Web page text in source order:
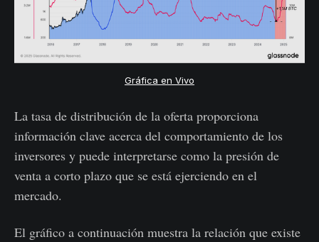
Gráfica en Vivo
La tasa de distribución de la oferta proporciona
información clave acerca del comportamiento de los
inversores y puede interpretarse como la presión de
venta a corto plazo que se está ejerciendo en el
mercado.
El gráfico a continuación muestra la relación que existe